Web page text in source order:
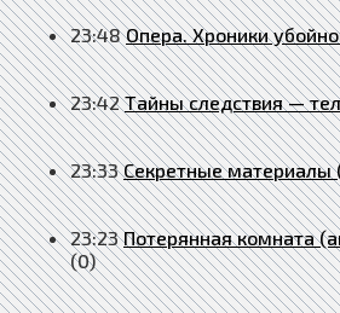
23:48 Опера. Хроники
23:42 Тайны следствия —
23:33 Секретные материалы
23:23 Потерянная комната
(0)